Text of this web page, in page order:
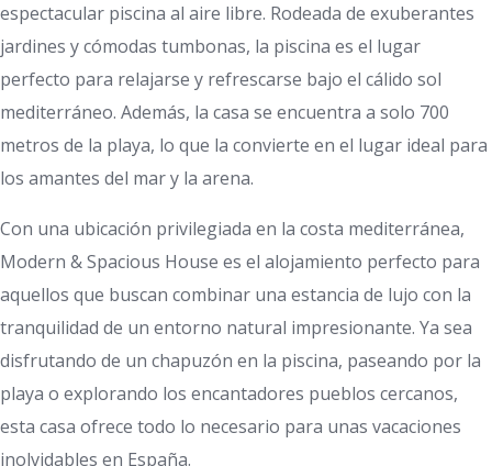
espectacular piscina al aire libre. Rodeada de exuberantes
jardines y cómodas tumbonas, la piscina es el lugar
perfecto para relajarse y refrescarse bajo el cálido sol
mediterráneo. Además, la casa se encuentra a solo 700
metros de la playa, lo que la convierte en el lugar ideal para
los amantes del mar y la arena.
Con una ubicación privilegiada en la costa mediterránea,
Modern & Spacious House es el alojamiento perfecto para
aquellos que buscan combinar una estancia de lujo con la
tranquilidad de un entorno natural impresionante. Ya sea
disfrutando de un chapuzón en la piscina, paseando por la
playa o explorando los encantadores pueblos cercanos,
esta casa ofrece todo lo necesario para unas vacaciones
inolvidables en España.